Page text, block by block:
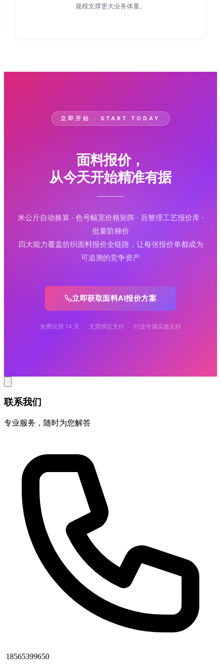
规模支撑更大业务体量。
立即开始 · START TODAY
面料报价，
从今天开始精准有据
米公斤自动换算 · 色号幅宽价格矩阵 · 后整理工艺报价库 ·
批量阶梯价
四大能力覆盖纺织面料报价全链路，让每张报价单都成为
可追溯的竞争资产
立即获取面料AI报价方案
免费试用 14 天 · 无需绑定支付 · 行业专属实施支持
联系我们
专业服务，随时为您解答
18565399650